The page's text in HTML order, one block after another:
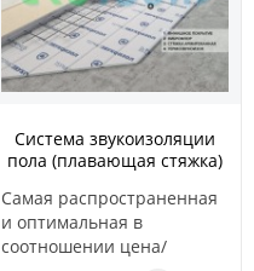
Система звукоизоляции
пола (плавающая стяжка)
Самая распространенная
и оптимальная в
соотношении цена/